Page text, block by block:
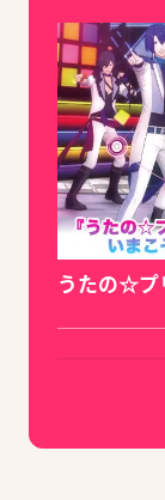
うたの☆プ